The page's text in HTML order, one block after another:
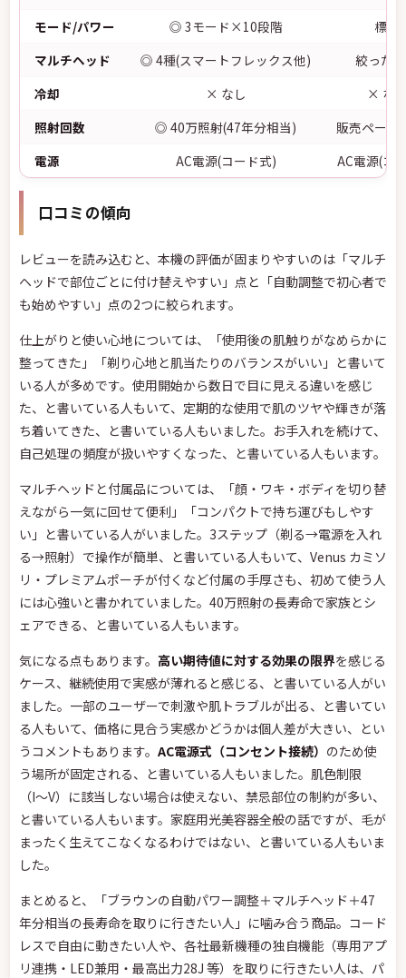
モード/パワー
◎ 3モード×10段階
標準
マルチヘッド
◎ 4種(スマートフレックス他)
絞った
冷却
× なし
× な
照射回数
◎ 40万照射(47年分相当)
販売ページ
電源
AC電源(コード式) AC電源(コ
口コミの傾向
レビューを読み込むと、本機の評価が固まりやすいのは「マルチ
ヘッドで部位ごとに付け替えやすい」点と「自動調整で初心者で
も始めやすい」点の2つに絞られます。
仕上がりと使い心地については、「使用後の肌触りがなめらかに
整ってきた」「剃り心地と肌当たりのバランスがいい」と書いて
いる人が多めです。使用開始から数日で目に見える違いを感じ
た、と書いている人もいて、定期的な使用で肌のツヤや輝きが落
ち着いてきた、と書いている人もいました。お手入れを続けて、
自己処理の頻度が扱いやすくなった、と書いている人もいます。
マルチヘッドと付属品については、「顔・ワキ・ボディを切り替
えながら一気に回せて便利」「コンパクトで持ち運びもしやす
い」と書いている人がいました。3ステップ（剃る→電源を入れ
る→照射）で操作が簡単、と書いている人もいて、Venus カミソ
リ・プレミアムポーチが付くなど付属の手厚さも、初めて使う人
には心強いと書かれていました。40万照射の長寿命で家族とシ
ェアできる、と書いている人もいます。
気になる点もあります。 高い期待値に対する効果の限界を感じる
ケース、継続使用で実感が薄れると感じる、と書いている人がい
ました。一部のユーザーで刺激や肌トラブルが出る、と書いてい
る人もいて、価格に見合う実感かどうかは個人差が大きい、とい
うコメントもあります。 AC電源式（コンセント接続） のため使
う場所が固定される、と書いている人もいました。肌色制限
（I〜V）に該当しない場合は使えない、禁忌部位の制約が多い、
と書いている人もいます。家庭用光美容器全般の話ですが、毛が
まったく生えてこなくなるわけではない、と書いている人もいま
した。
まとめると、「ブラウンの自動パワー調整＋マルチヘッド＋47
年分相当の長寿命を取りに行きたい人」に噛み合う商品。コード
レスで自由に動きたい人や、各社最新機種の独自機能（専用アプ
リ連携・LED兼用・最高出力28J 等）を取りに行きたい人は、パ